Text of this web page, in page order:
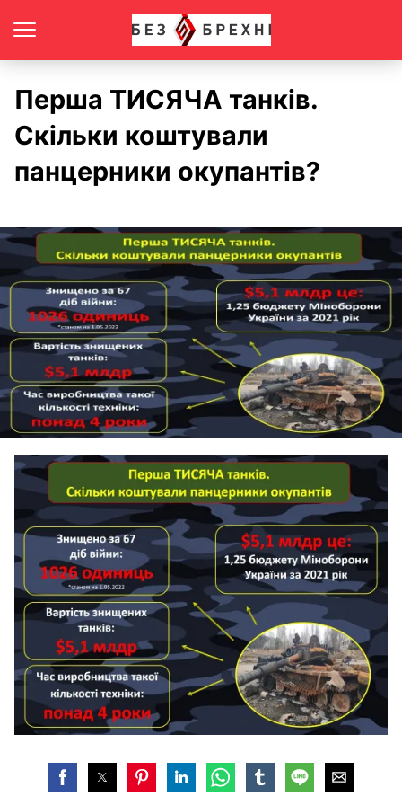
Перша ТИСЯЧА танків.
Скільки коштували
панцерники окупантів?